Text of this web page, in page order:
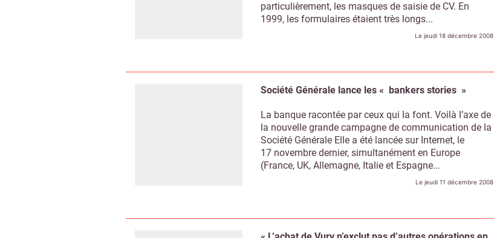
particulièrement, les masques de saisie de CV. En
1999, les formulaires étaient très longs...
Le jeudi 18 décembre 2008
Société Générale lance les « bankers stories »
La banque racontée par ceux qui la font. Voilà l’axe de
la nouvelle grande campagne de communication de la
Société Générale Elle a été lancée sur Internet, le
17 novembre dernier, simultanément en Europe
(France, UK, Allemagne, Italie et Espagne...
Le jeudi 11 décembre 2008